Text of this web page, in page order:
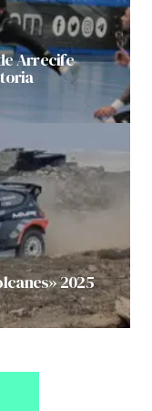
Arrecife
2025